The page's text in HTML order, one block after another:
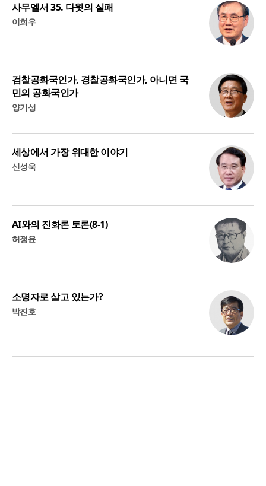
사무엘서 35. 다윗의 실패
이희우
검찰공화국인가, 경찰공화국인가, 아니면 국
민의 공화국인가
양기성
세상에서 가장 위대한 이야기
신성욱
AI와의 진화론 토론(8-1)
허정윤
소명자로 살고 있는가?
박진호